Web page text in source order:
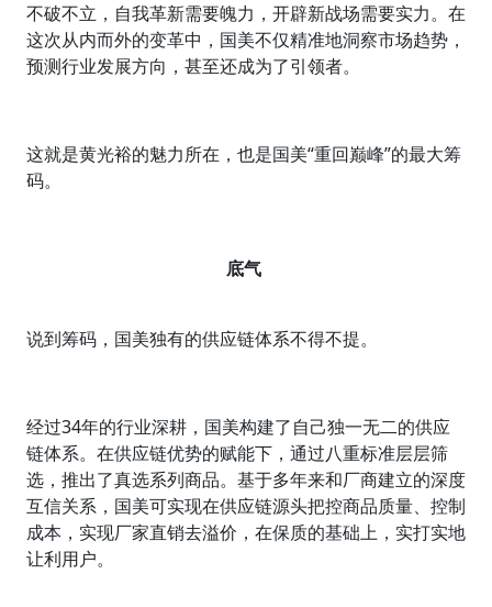
不破不立，自我革新需要魄力，开辟新战场需要实力。在
这次从内而外的变革中，国美不仅精准地洞察市场趋势，
预测行业发展方向，甚至还成为了引领者。
这就是黄光裕的魅力所在，也是国美“重回巅峰”的最大筹
码。
底气
说到筹码，国美独有的供应链体系不得不提。
经过34年的行业深耕，国美构建了自己独一无二的供应
链体系。在供应链优势的赋能下，通过八重标准层层筛
选，推出了真选系列商品。基于多年来和厂商建立的深度
互信关系，国美可实现在供应链源头把控商品质量、控制
成本，实现厂家直销去溢价，在保质的基础上，实打实地
让利用户。